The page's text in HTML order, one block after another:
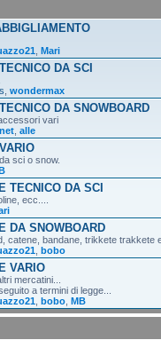
Mari
DA SCI
wondermax
DA SNOWBOARD
vari
alle
sci o snow.
TECNICO DA SCI
ecc....
DA SNOWBOARD
catene, bandane, trikkete trakkete e
bobo
VARIO
mercatini...
a termini di legge...
bobo MB